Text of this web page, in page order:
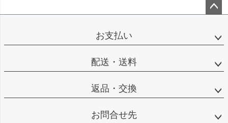
ップ
お支払い
配送・送料
返品・交換
お問合せ先